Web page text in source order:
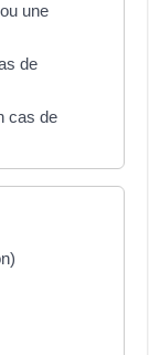
une
de
cas de